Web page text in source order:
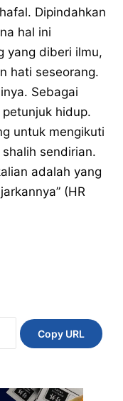
Dipindahkan
hal ini
yang diberi ilmu,
hati seseorang.
Sebagai
hidup.
untuk mengikuti
sendirian.
adalah yang
(HR
Copy URL